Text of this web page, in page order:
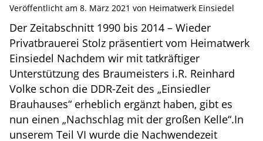
Veröffentlicht am 8. März 2021 von Heimatwerk Einsiedel
Der Zeitabschnitt 1990 bis 2014 – Wieder
Privatbrauerei Stolz präsentiert vom Heimatwerk
Einsiedel Nachdem wir mit tatkräftiger
Unterstützung des Braumeisters i.R. Reinhard
Volke schon die DDR-Zeit des „Einsiedler
Brauhauses“ erheblich ergänzt haben, gibt es
nun einen „Nachschlag mit der großen Kelle“.In
unserem Teil VI wurde die Nachwendezeit